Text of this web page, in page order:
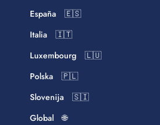
España 🇪🇸
Italia 🇮🇹
Luxembourg 🇱🇺
Polska 🇵🇱
Slovenija 🇸🇮
Global 🌐